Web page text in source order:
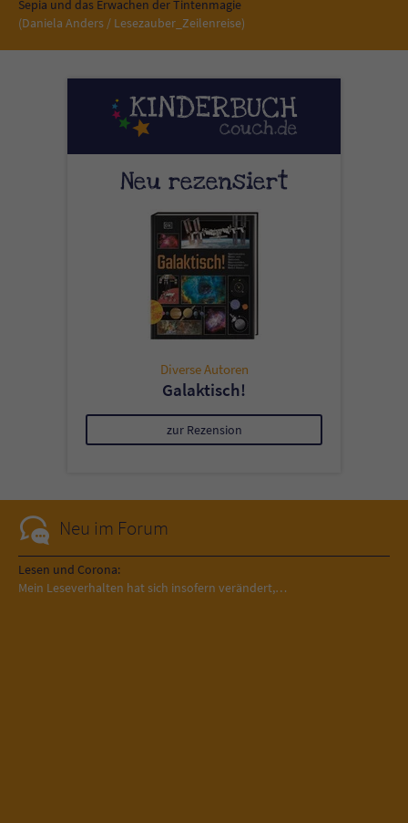
Sepia und das Erwachen der Tintenmagie
(Daniela Anders / Lesezauber_Zeilenreise)
Neu rezensiert
Diverse Autoren
Galaktisch!
zur Rezension
Neu im Forum
Lesen und Corona:
Mein Leseverhalten hat sich insofern verändert,…
Sicherheitscode des Kontaktformulars zu
überprüfen.